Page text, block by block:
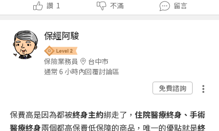
讚 1 不滿 留言
保經阿駿
保險業務員
台中市
通常 6 小時內回覆討論區
免費諮詢
保費高是因為都被終身主約綁走了， 住院醫療終身、手術
醫療終身兩個都高保費低保障的商品，唯一的優點就是終